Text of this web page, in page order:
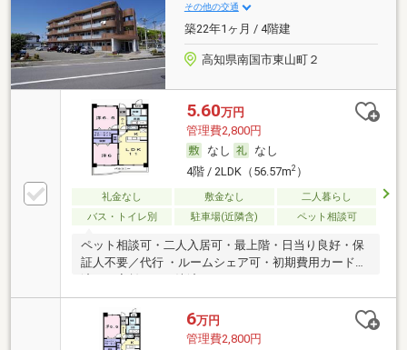
その他の交通
築22年1ヶ月 / 4階建
高知県南国市東山町２
5.60万円
管理費2,800円
なし
なし
4階 / 2LDK（56.57m2）
礼金なし 敷金なし
二人暮らし
バス・トイレ別
駐車場(近隣含) ペット相談可
ペット相談可・二人入居可・最上階・日当り良好・保
証人不要／代行 ・ルームシェア可・初期費用カード決
6万円
管理費2,800円